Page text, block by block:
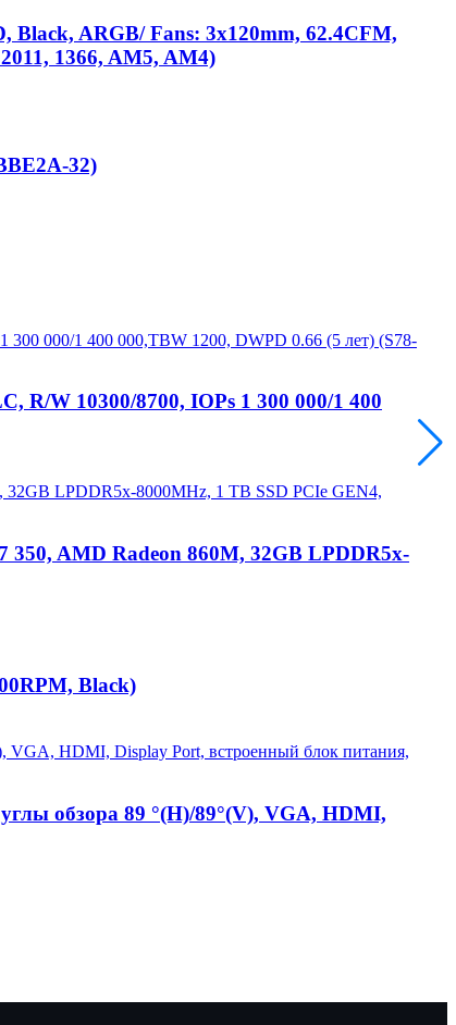
Black, ARGB/ Fans: 3x120mm, 62.4CFM,
1366, AM5, AM4)
32)
R/W 10300/8700, IOPs 1 300 000/1 400
350, AMD Radeon 860M, 32GB LPDDR5x-
Black)
обзора 89 °(H)/89°(V), VGA, HDMI,